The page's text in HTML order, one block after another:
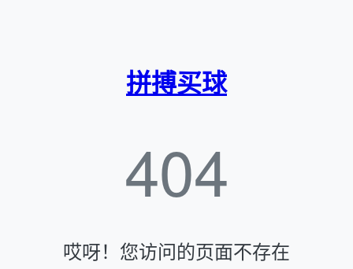
拼搏买球
404
哎呀！您访问的页面不存在